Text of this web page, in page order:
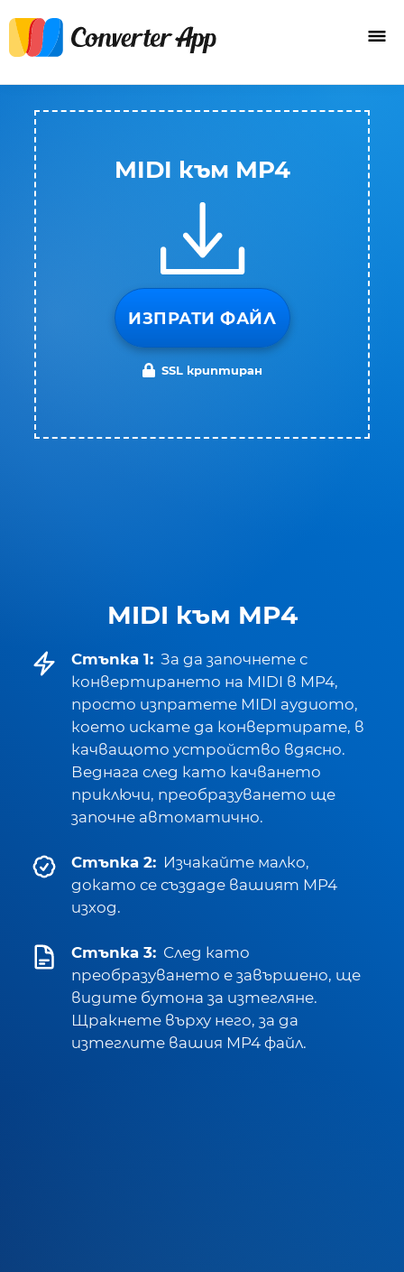
MIDI към MP4
Стъпка 1: За да започнете с
конвертирането на MIDI в MP4,
просто изпратете MIDI аудиото,
което искате да конвертирате, в
качващото устройство вдясно.
Веднага след като качването
приключи, преобразуването ще
започне автоматично.
Стъпка 2: Изчакайте малко,
докато се създаде вашият MP4
изход.
Стъпка 3: След като
преобразуването е завършено, ще
видите бутона за изтегляне.
Щракнете върху него, за да
изтеглите вашия MP4 файл.
MIDI към MP4
ИЗПРАТИ ФАЙЛ
SSL криптиран